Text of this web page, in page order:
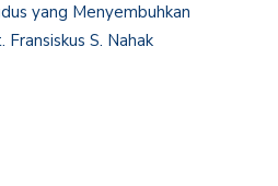
yang Menyembuhkan
S. Nahak